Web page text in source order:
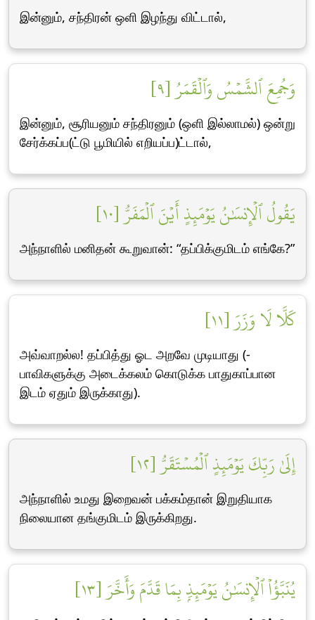
இன்னும், சந்திரன் ஒளி இழந்து விட்டால்,
وَجُمِعَ ٱلشَّمۡسُ وَٱلۡقَمَرُ [٩]
இன்னும், சூரியனும் சந்திரனும் (ஒளி இல்லாமல்) ஒன்று
சேர்க்கப்ப(ட்டு பூமியில் எறியப்ப)ட்டால்,
يَقُولُ ٱلۡإِنسَٰنُ يَوۡمَئِذٍ أَيۡنَ ٱلۡمَفَرُّ [١٠]
அந்நாளில் மனிதன் கூறுவான்: “தப்பிக்குமிடம் எங்கே?”
كَلَّا لَا وَزَرَ [١١]
அவ்வாறல்ல! தப்பித்து ஓட அறவே முடியாது (-
பாவிகளுக்கு அடைக்கலம் கொடுக்க பாதுகாப்பான
இடம் ஏதும் இருக்காது).
إِلَىٰ رَبِّكَ يَوۡمَئِذٍ ٱلۡمُسۡتَقَرُّ [١٢]
அந்நாளில் உமது இறைவன் பக்கம்தான் இறுதியாக
நிலையான தங்குமிடம் இருக்கிறது.
يُنَبَّؤُاْ ٱلۡإِنسَٰنُ يَوۡمَئِذِۭ بِمَا قَدَّمَ وَأَخَّرَ [١٣]